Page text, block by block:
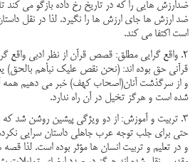
ضدارزش هایی را که در تاریخ رخ داده بازگو می کند
ضد ارزش ها جای ارزش ها را نگیرد. لذا در نقل
است اکتفا می کند.
2. واقع گرایی مطلق: قصص قرآن از نظر ادبی واقع
قرآنی حق بوده اند: (نحن نقص علیک نبأهم بالحق)
و از سرگذشت آنان(اصحاب کهف) خبر می دهیم همه
شده است و هرگز تخیل در آن راه ندارد.
3. تربیت و آموزش: از دو ویژگی پیشین روشن شد که
حتی برای جلب توجه عرب جاهلی داستان سرایی
و در تعلیم و تربیت انسان ها مؤثر بوده است. لذا